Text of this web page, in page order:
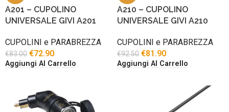
A201 – CUPOLINO
UNIVERSALE GIVI A201
CUPOLINI e PARABREZZA
€83.00 €72.90
Aggiungi Al Carrello
A210 – CUPOLINO
UNIVERSALE GIVI A210
CUPOLINI e PARABREZZA
€92.50 €81.90
Aggiungi Al Carrello